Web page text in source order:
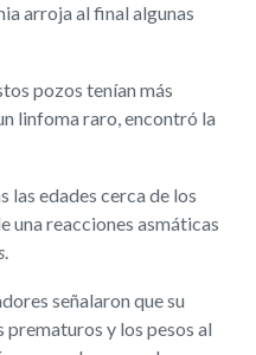
arroja al final algunas
pozos tenían más
linfoma raro, encontró la
las edades cerca de los
una reacciones asmáticas
.
señalaron que su
y los pesos al